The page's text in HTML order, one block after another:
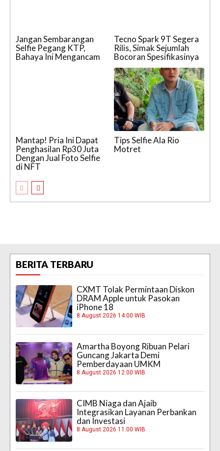
Jangan Sembarangan
Selfie Pegang KTP,
Bahaya Ini Mengancam
Tecno Spark 9T Segera
Rilis, Simak Sejumlah
Bocoran Spesifikasinya
Mantap! Pria Ini Dapat
Penghasilan Rp30 Juta
Dengan Jual Foto Selfie
di NFT
Tips Selfie Ala Rio
Motret
BERITA TERBARU
CXMT Tolak Permintaan Diskon
DRAM Apple untuk Pasokan
iPhone 18
8 August 2026 14:00 WIB
Amartha Boyong Ribuan Pelari
Guncang Jakarta Demi
Pemberdayaan UMKM
8 August 2026 12:00 WIB
CIMB Niaga dan Ajaib
Integrasikan Layanan Perbankan
dan Investasi
8 August 2026 11:00 WIB